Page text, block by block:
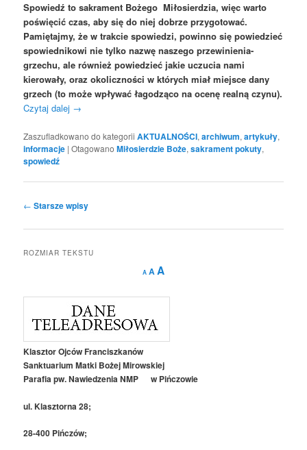
Spowiedź to sakrament Bożego Miłosierdzia, więc warto
poświęcić czas, aby się do niej dobrze przygotować.
Pamiętajmy, że w trakcie spowiedzi, powinno się powiedzieć
spowiednikowi nie tylko nazwę naszego przewinienia-
grzechu, ale również powiedzieć jakie uczucia nami
kierowały, oraz okoliczności w których miał miejsce dany
grzech (to może wpływać łagodząco na ocenę realną czynu).
Czytaj dalej →
Zaszufladkowano do kategorii AKTUALNOŚCI,archiwum,artykuły,
informacje |Otagowano Miłosierdzie Boże,sakrament pokuty,
spowiedź
Nawigacja
← Starsze wpisy
ROZMIAR TEKSTU
A
Decrease
font
A Reset
AIncrease
Klasztor Ojców Franciszkanów
Sanktuarium Matki Bożej Mirowskiej
Parafia pw. Nawiedzenia NMP w Pińczowie
ul. Klasztorna 28;
28-400 Pińczów;